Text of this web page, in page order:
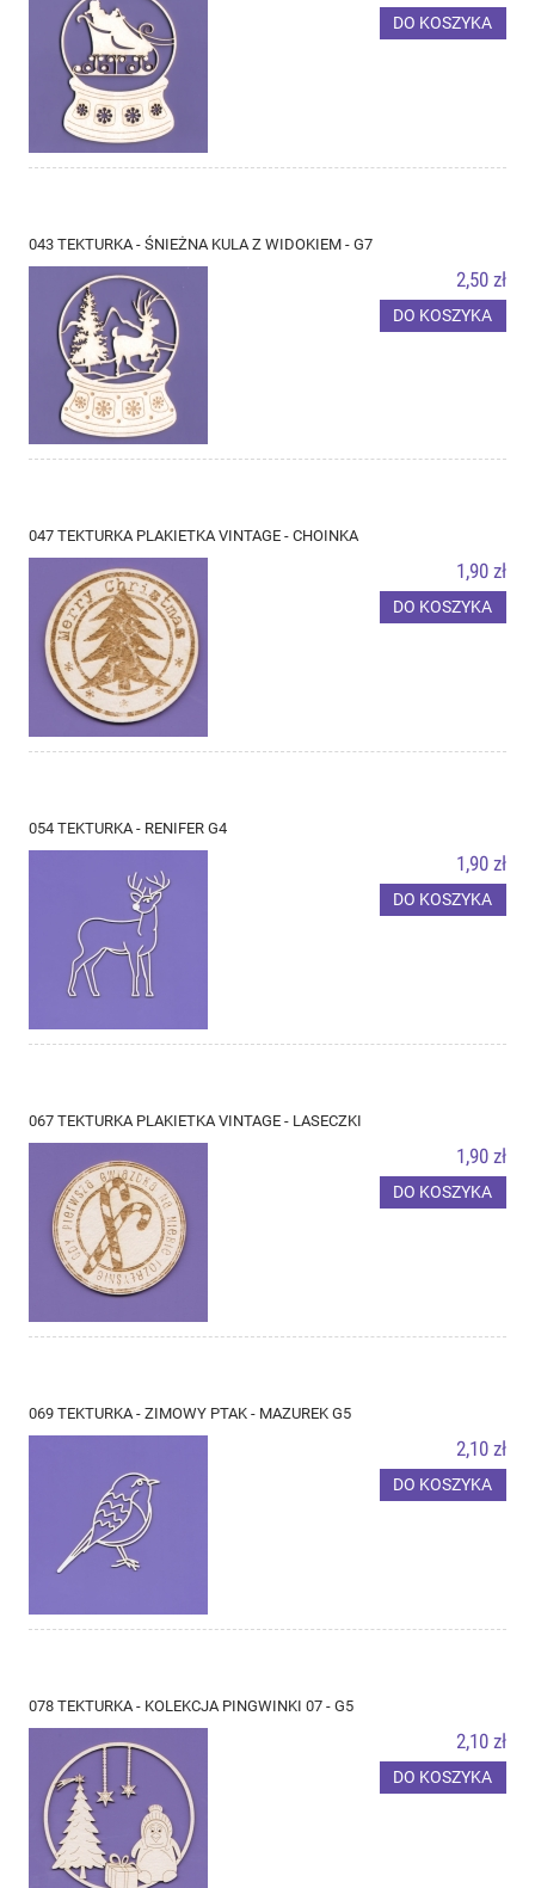
DO KOSZYKA
043 TEKTURKA - ŚNIEŻNA KULA Z WIDOKIEM - G7
2,50 zł
DO KOSZYKA
047 TEKTURKA PLAKIETKA VINTAGE - CHOINKA
1,90 zł
DO KOSZYKA
054 TEKTURKA - RENIFER G4
1,90 zł
DO KOSZYKA
067 TEKTURKA PLAKIETKA VINTAGE - LASECZKI
1,90 zł
DO KOSZYKA
069 TEKTURKA - ZIMOWY PTAK - MAZUREK G5
2,10 zł
DO KOSZYKA
078 TEKTURKA - KOLEKCJA PINGWINKI 07 - G5
2,10 zł
DO KOSZYKA